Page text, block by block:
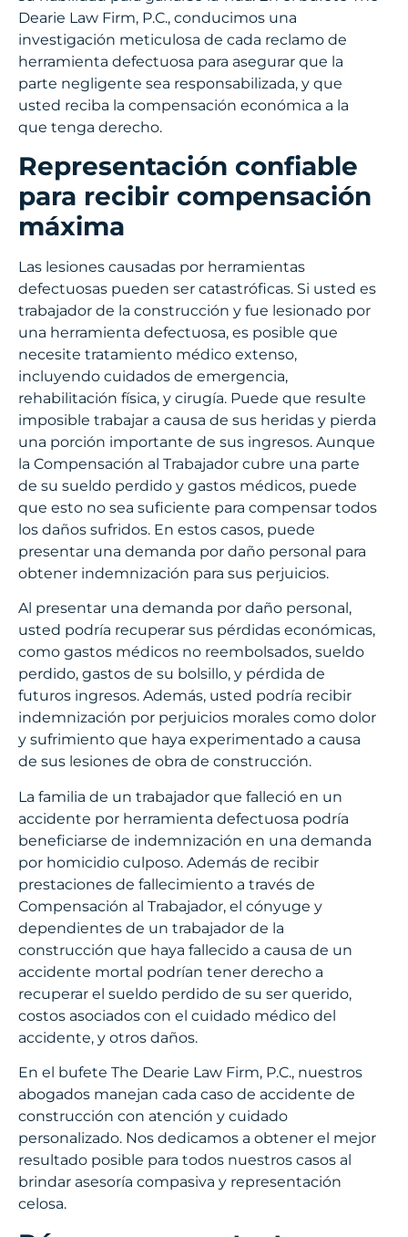
Dearie Law Firm, P.C., conducimos una
investigación meticulosa de cada reclamo de
herramienta defectuosa para asegurar que la
parte negligente sea responsabilizada, y que
usted reciba la compensación económica a la
que tenga derecho.
Representación confiable
para recibir compensación
máxima
Las lesiones causadas por herramientas
defectuosas pueden ser catastróficas. Si usted es
trabajador de la construcción y fue lesionado por
una herramienta defectuosa, es posible que
necesite tratamiento médico extenso,
incluyendo cuidados de emergencia,
rehabilitación física, y cirugía. Puede que resulte
imposible trabajar a causa de sus heridas y pierda
una porción importante de sus ingresos. Aunque
la Compensación al Trabajador cubre una parte
de su sueldo perdido y gastos médicos, puede
que esto no sea suficiente para compensar todos
los daños sufridos. En estos casos, puede
presentar una demanda por daño personal para
obtener indemnización para sus perjuicios.
Al presentar una demanda por daño personal,
usted podría recuperar sus pérdidas económicas,
como gastos médicos no reembolsados, sueldo
perdido, gastos de su bolsillo, y pérdida de
futuros ingresos. Además, usted podría recibir
indemnización por perjuicios morales como dolor
y sufrimiento que haya experimentado a causa
de sus lesiones de obra de construcción.
La familia de un trabajador que falleció en un
accidente por herramienta defectuosa podría
beneficiarse de indemnización en una demanda
por homicidio culposo. Además de recibir
prestaciones de fallecimiento a través de
Compensación al Trabajador, el cónyuge y
dependientes de un trabajador de la
construcción que haya fallecido a causa de un
accidente mortal podrían tener derecho a
recuperar el sueldo perdido de su ser querido,
costos asociados con el cuidado médico del
accidente, y otros daños.
En el bufete The Dearie Law Firm, P.C., nuestros
abogados manejan cada caso de accidente de
construcción con atención y cuidado
personalizado. Nos dedicamos a obtener el mejor
resultado posible para todos nuestros casos al
brindar asesoría compasiva y representación
celosa.